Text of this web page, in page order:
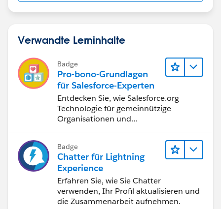
Verwandte Lerninhalte
Badge
Pro-bono-Grundlagen
für Salesforce-Experten
Entdecken Sie, wie Salesforce.org
Technologie für gemeinnützige
Organisationen und
Badge
Chatter für Lightning
Experience
Erfahren Sie, wie Sie Chatter
verwenden, Ihr Profil aktualisieren und
die Zusammenarbeit aufnehmen.